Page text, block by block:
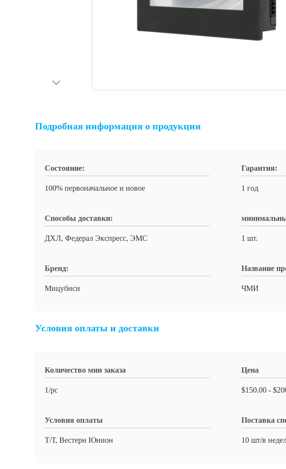
Подробная информация о продукции
Состояние:
100% первоначальное и новое
Гарантия:
1 год
Способы доставки:
ДХЛ, Федерал Экспресс, ЭМС 1 шт.
Бренд:
Мицубиси
Название
ЧМИ
Условия оплаты и доставки
Количество мин заказа
1/pc
Цена
$150.00 -
Условия оплаты
Т/Т, Вестерн Юнион
Поставка
10 шт/в